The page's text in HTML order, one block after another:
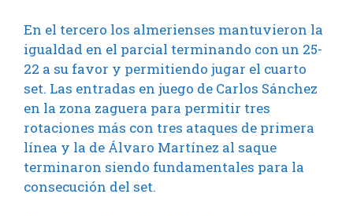
En el tercero los almerienses mantuvieron la
igualdad en el parcial terminando con un 25-
22 a su favor y permitiendo jugar el cuarto
set. Las entradas en juego de Carlos Sánchez
en la zona zaguera para permitir tres
rotaciones más con tres ataques de primera
línea y la de Álvaro Martínez al saque
terminaron siendo fundamentales para la
consecución del set.